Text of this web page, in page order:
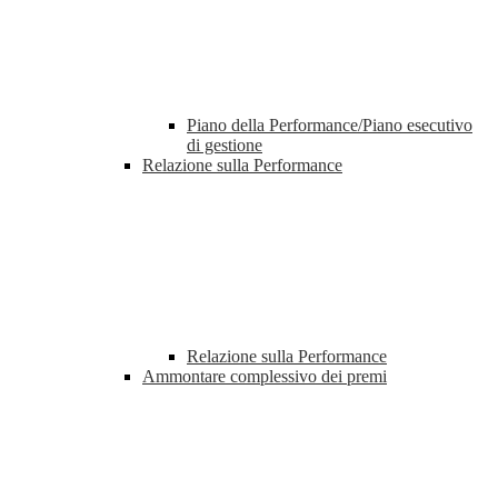
Piano della Performance/Piano esecutivo
di gestione
Relazione sulla Performance
Relazione sulla Performance
Ammontare complessivo dei premi